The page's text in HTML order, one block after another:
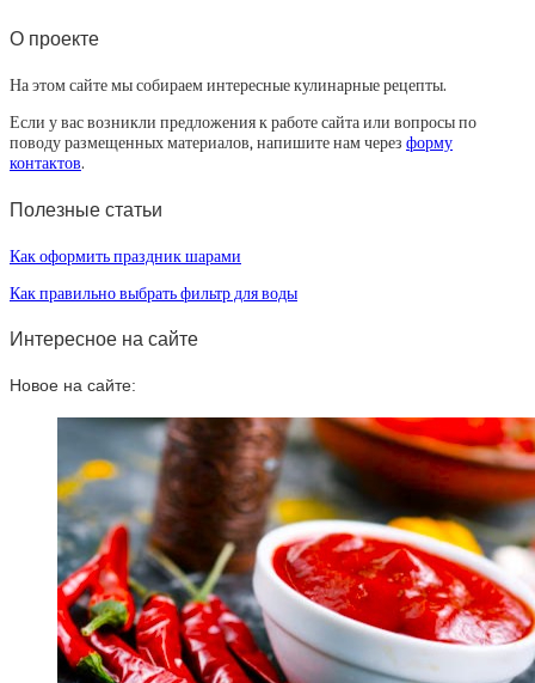
О проекте
На этом сайте мы собираем интересные кулинарные рецепты.
Если у вас возникли предложения к работе сайта или вопросы по
поводу размещенных материалов, напишите нам через форму
контактов.
Полезные статьи
Как оформить праздник шарами
Как правильно выбрать фильтр для воды
Интересное на сайте
Новое на сайте: